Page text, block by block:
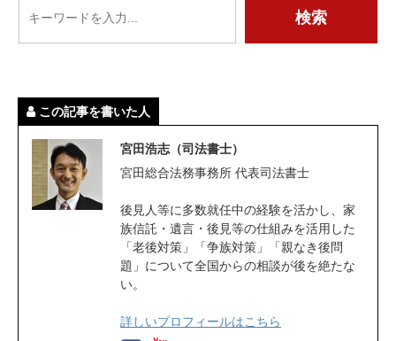
この記事を書いた人
宮田浩志（司法書士）
宮田総合法務事務所 代表司法書士
後見人等に多数就任中の経験を活かし、家
族信託・遺言・後見等の仕組みを活用した
「老後対策」「争族対策」「親なき後問
題」について全国からの相談が後を絶たな
い。
詳しいプロフィールはこちら